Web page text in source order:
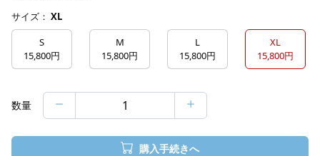
サイズ： XL
S
15,800円
M
15,800円
L
15,800円
XL
15,800円
数量
購入手続きへ